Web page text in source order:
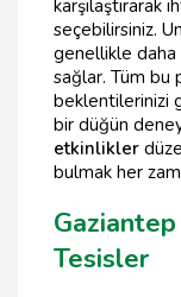
karşılaştırarak
seçebilirsiniz.
genellikle
sağlar. Tüm bu
beklentilerinizi
bir düğün
etkinlikler
bulmak her
Tesisler